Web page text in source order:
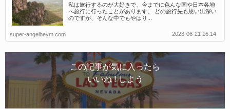
私は旅行するのが大好きで、今までに色んな国や日本各地
へ旅行に行ったことがあります。 どの旅行先も思い出深い
のですが、そんな中でもやはり...
super-angelheym.com 2023-06-21 16:14
この記事が気に入ったら
いいね ! しよう